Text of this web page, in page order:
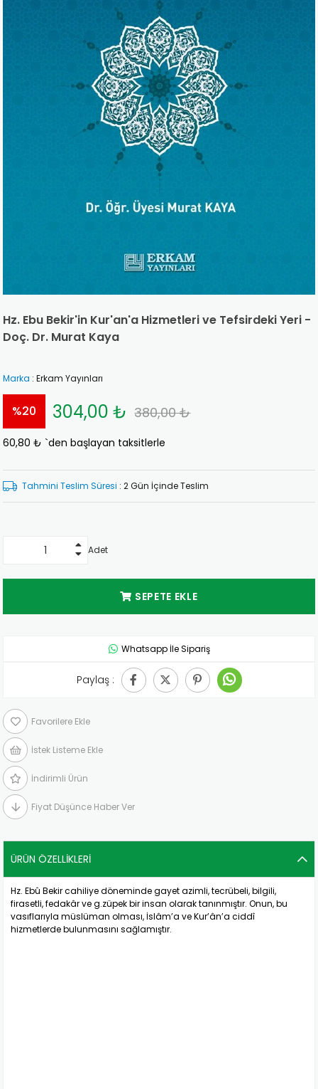
Hz. Ebu Bekir'in Kur'an'a Hizmetleri ve Tefsirdeki Yeri -
Doç. Dr. Murat Kaya
Marka : Erkam Yayınları
%20
İndirim
380,00 ₺
304,00 ₺
60,80 ₺ `den başlayan taksitlerle
Tahmini Teslim Süresi : 2 Gün İçinde Teslim
Adet
Whatsapp İle Sipariş
Paylaş :
Favorilere Ekle
İstek Listeme Ekle
İndirimli Ürün
Fiyat Düşünce Haber Ver
ÜRÜN ÖZELLIKLERI
Hz. Ebû Bekir cahiliye döneminde gayet azimli, tecrübeli, bilgili,
firasetli, fedakâr ve g.züpek bir insan olarak tanınmıştır. Onun, bu
vasıflarıyla müslüman olması, İslâm’a ve Kur’ân’a ciddî
hizmetlerde bulunmasını sağlamıştır.